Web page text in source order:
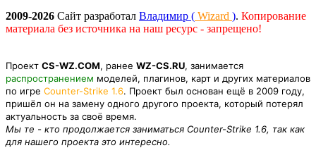
2009-2026 Сайт разработал Владимир ( Wizard ). Копирование
материала без источника на наш ресурс - запрещено!
Проект CS-WZ.COM, ранее WZ-CS.RU, занимается
распространением моделей, плагинов, карт и других материалов
по игре Counter-Strike 1.6. Проект был основан ещё в 2009 году,
пришёл он на замену одного другого проекта, который потерял
актуальность за своё время.
Мы те - кто продолжается заниматься Counter-Strike 1.6, так как
для нашего проекта это интересно.